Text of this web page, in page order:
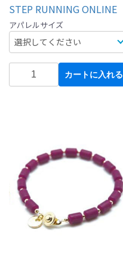
STEP RUNNING ONLINE
アパレルサイズ
カートに入れる